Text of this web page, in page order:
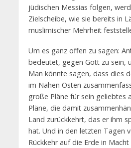
jüdischen Messias folgen,
Zielscheibe, wie sie bereits in
muslimischer Mehrheit
Um es ganz offen zu sagen:
bedeutet, gegen Gott zu sein,
Man könnte sagen, dass dies
im Nahen Osten
große Pläne für sein geliebtes
Pläne, die damit
Land zurückkehrt, das er ihm
hat. Und in den letzten Tagen
Rückkehr auf die Erde in